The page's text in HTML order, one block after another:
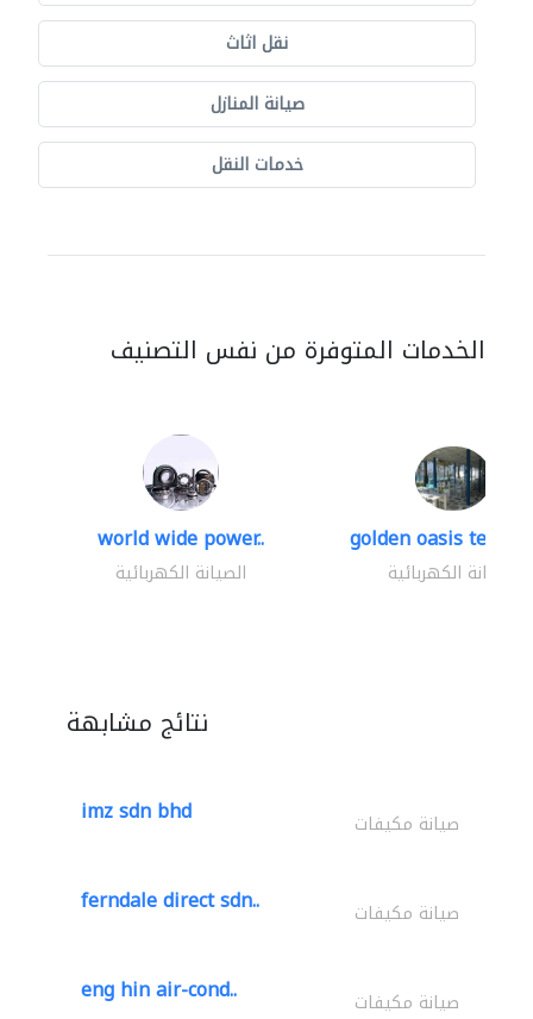
نقل اثاث
صيانة المنازل
خدمات النقل
الخدمات المتوفرة من نفس التصنيف
world wide power..
الصيانة الكهربائية
golden oasis
الصيانة الكهربائية
نتائج مشابهة
imz sdn bhd صيانة مكيفات
ferndale direct sdn.. صيانة مكيفات
eng hin air-cond.. صيانة مكيفات